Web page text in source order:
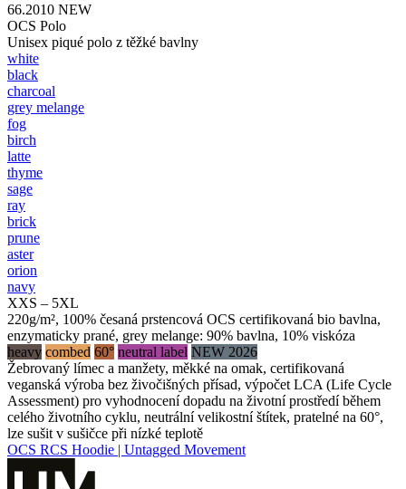
66.2010 NEW
OCS Polo
Unisex piqué polo z těžké bavlny
white
black
charcoal
grey melange
fog
birch
latte
thyme
sage
ray
brick
prune
aster
orion
navy
XXS – 5XL
220g/m², 100% česaná prstencová OCS certifikovaná bio bavlna,
enzymaticky prané, grey melange: 90% bavlna, 10% viskóza
heavy combed 60° neutral label NEW 2026
Žebrovaný límec a manžety, měkké na omak, certifikovaná
veganská výroba bez živočišných přísad, výpočet LCA (Life Cycle
Assessment) pro vyhodnocení dopadu na životní prostředí během
celého životního cyklu, neutrální velikostní štítek, pratelné na 60°,
lze sušit v sušičce při nízké teplotě
OCS RCS Hoodie | Untagged Movement